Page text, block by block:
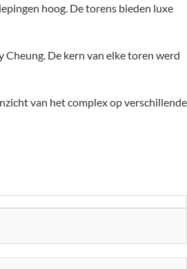
hoog. De torens bieden luxe
De kern van elke toren werd
van het complex op verschillende